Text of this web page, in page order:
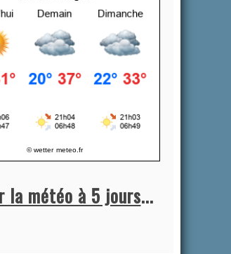
© wetter meteo.fr
la météo à 5 jours...